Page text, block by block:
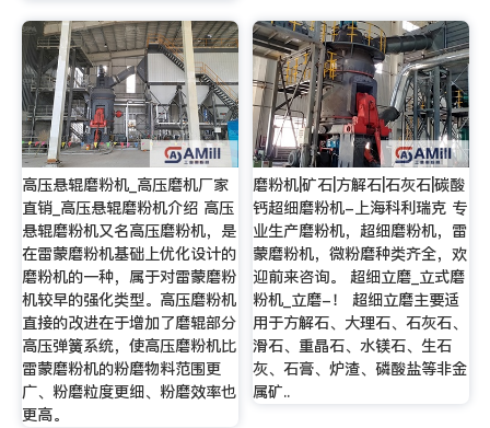
高压悬辊磨粉机_高压磨机厂家
直销_高压悬辊磨粉机介绍 高压
悬辊磨粉机又名高压磨粉机，是
在雷蒙磨粉机基础上优化设计的
磨粉机的一种，属于对雷蒙磨粉
机较早的强化类型。高压磨粉机
直接的改进在于增加了磨辊部分
高压弹簧系统，使高压磨粉机比
雷蒙磨粉机的粉磨物料范围更
广、粉磨粒度更细、粉磨效率也
更高。
磨粉机|矿石|方解石|石灰石|碳酸
钙超细磨粉机-上海科利瑞克 专
业生产磨粉机，超细磨粉机，雷
蒙磨粉机，微粉磨种类齐全，欢
迎前来咨询。 超细立磨_立式磨
粉机_立磨-！ 超细立磨主要适
用于方解石、大理石、石灰石、
滑石、重晶石、水镁石、生石
灰、石膏、炉渣、磷酸盐等非金
属矿..